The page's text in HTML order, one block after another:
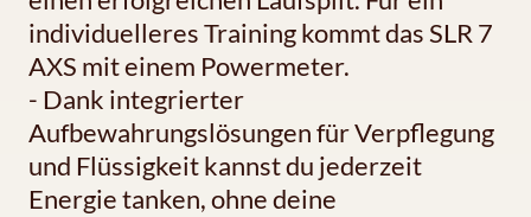
individuelleres Training kommt das SLR 7
AXS mit einem Powermeter.
- Dank integrierter
Aufbewahrungslösungen für Verpflegung
und Flüssigkeit kannst du jederzeit
Energie tanken, ohne deine